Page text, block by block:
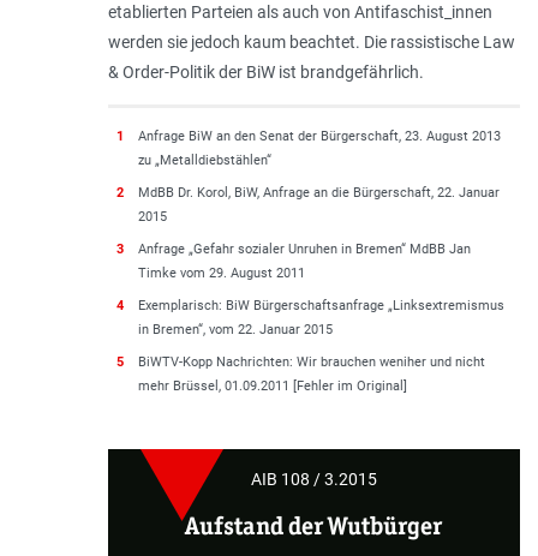
etablierten Parteien als auch von Antifaschist_innen
werden sie jedoch kaum beachtet. Die rassistische Law
& Order-Politik der BiW ist brandgefährlich.
1
Anfrage BiW an den Senat der Bürgerschaft, 23. August 2013
zu „Metalldiebstählen“
2
MdBB Dr. Korol, BiW, Anfrage an die Bürgerschaft, 22. Januar
2015
3
Anfrage „Gefahr sozialer Unruhen in Bremen“ MdBB Jan
Timke vom 29. August 2011
4
Exemplarisch: BiW Bürgerschaftsanfrage „Linksextremismus
in Bremen“, vom 22. Januar 2015
5
BiWTV-Kopp Nachrichten: Wir brauchen weniher und nicht
mehr Brüssel, 01.09.2011 [Fehler im Original]
AIB 108 / 3.2015
Aufstand der Wutbürger